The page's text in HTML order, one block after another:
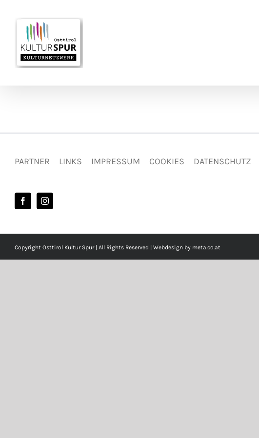
Inhalt
springen
PARTNER LINKS IMPRESSUM COOKIES DATENSCHUTZ
Copyright Osttirol Kultur Spur | All Rights Reserved | Webdesign by meta.co.at